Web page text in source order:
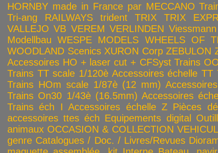
HORNBY made in France par MECCANO
Tri-ang RAILWAYS
trident TRIX
TRIX
VALLEJO VB VEREM VERLINDEN Viessmann
Modellbau WESPE MODELS WHEELS OF
WOODLAND Scenics XURON Corp ZEBULON
Accessoires HO + laser cut + CFSyst Trains
Trains TT scale 1/120è Accessoires échelle TT
Trains HOm scale 1/87è (12 mm)
Trains On30 1/43è (16.5mm) Accessoires
Trains éch I Accessoires échelle Z Pièces
accessoires ttes éch Equipements digital
animaux OCCASION & COLLECTION
genre Catalogues / Doc. / Livres/Revues